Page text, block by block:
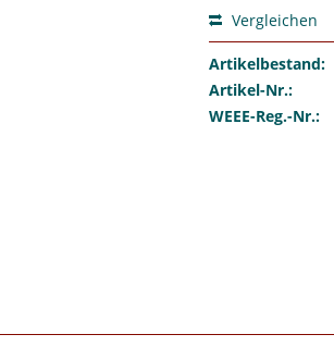
Vergleichen
Artikelbestand:
Artikel-Nr.:
WEEE-Reg.-Nr.: